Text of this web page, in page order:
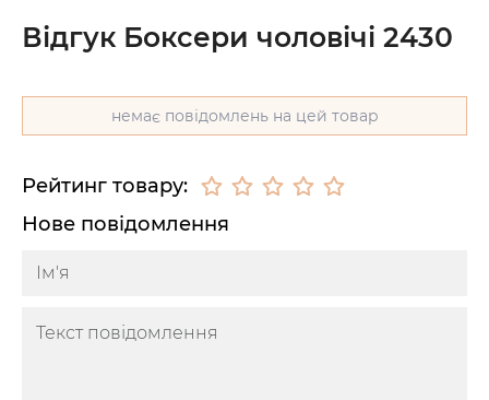
Відгук Боксери чоловічі 2430
немає повідомлень на цей товар
Рейтинг товару:
Нове повідомлення